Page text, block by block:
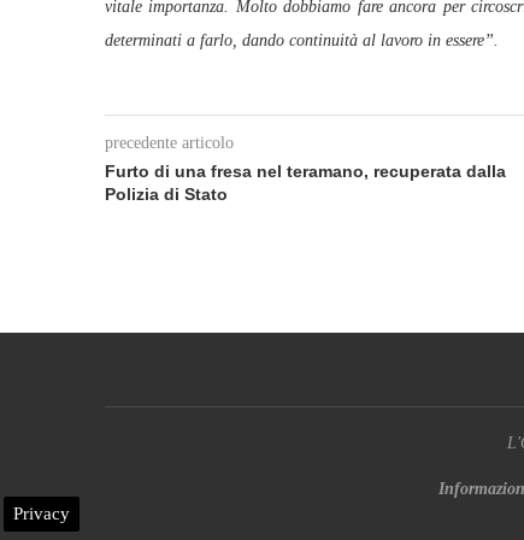
vitale importanza. Molto dobbiamo fare ancora per
determinati a farlo, dando continuità al lavoro in essere”.
precedente articolo
Furto di una fresa nel teramano, recuperata dalla
Polizia di Stato
Privacy